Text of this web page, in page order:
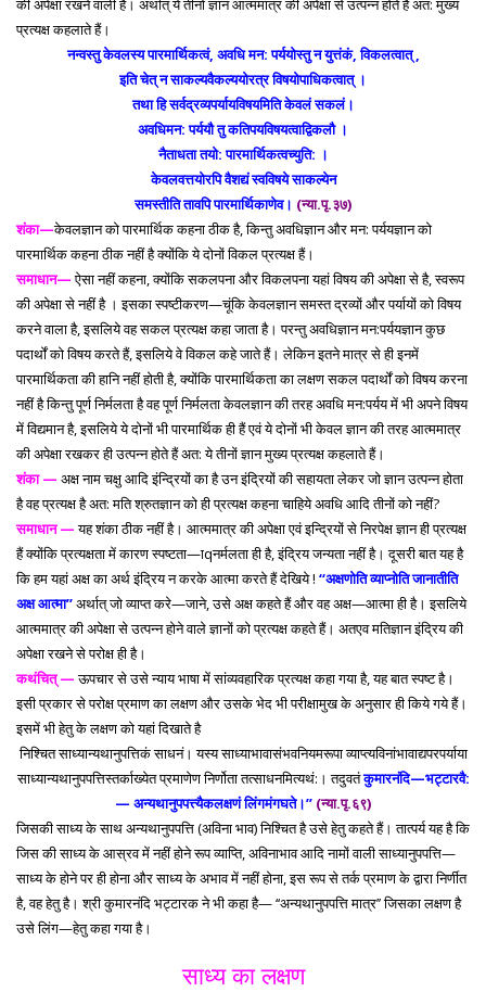
की अपेक्षा रखने वाली है। अर्थात् ये तीनों ज्ञान आत्ममात्र की अपेक्षा से उत्पन्न होते हैं अत: मुख्य
प्रत्यक्ष कहलाते हैं।
नन्वस्तु केवलस्य पारमार्थिकत्वं, अवधि मन: पर्ययोस्तु न युत्तंकं, विकलत्वात् ,
इति चेत् न साकल्यवैकल्ययोरत्र विषयोपाधिकत्वात् ।
तथा हि सर्वद्रव्यपर्यायविषयमिति केवलं सकलं।
अवधिमन: पर्ययौ तु कतिपयविषयत्वाद्विकलौ ।
नैताधता तयो: पारमार्थिकत्वच्युति: ।
केवलवत्तयोरपि वैशद्यं स्वविषये साकल्येन
समस्तीति तावपि पारमार्थिकाणेव। (न्या.पृ.३७)
शंका—केवलज्ञान को पारमार्थिक कहना ठीक है, किन्तु अवधिज्ञान और मन: पर्ययज्ञान को
पारमार्थिक कहना ठीक नहीं है क्योंकि ये दोनों विकल प्रत्यक्ष हैं।
समाधान—ऐसा नहीं कहना, क्योंकि सकलपना और विकलपना यहां विषय की अपेक्षा से है, स्वरूप
की अपेक्षा से नहीं है । इसका स्पष्टीकरण—चूंकि केवलज्ञान समस्त द्रव्यों और पर्यायों को विषय
करने वाला है, इसलिये वह सकल प्रत्यक्ष कहा जाता है। परन्तु अवधिज्ञान मन:पर्ययज्ञान कुछ
पदार्थों को विषय करते हैं, इसलिये वे विकल कहे जाते हैं। लेकिन इतने मात्र से ही इनमें
पारमार्थिकता की हानि नहीं होती है, क्योंकि पारमार्थिकता का लक्षण सकल पदार्थों को विषय करना
नहीं है किन्तु पूर्ण निर्मलता है वह पूर्ण निर्मलता केवलज्ञान की तरह अवधि मन:पर्यय में भी अपने विषय
में विद्यमान है, इसलिये ये दोनों भी पारमार्थिक ही हैं एवं ये दोनों भी केवल ज्ञान की तरह आत्ममात्र
की अपेक्षा रखकर ही उत्पन्न होते हैं अत: ये तीनों ज्ञान मुख्य प्रत्यक्ष कहलाते हैं।
शंका — अक्ष नाम चक्षु आदि इंन्द्रियों का है उन इंद्रियों की सहायता लेकर जो ज्ञान उत्पन्न होता
है वह प्रत्यक्ष है अत: मति श्रुतज्ञान को ही प्रत्यक्ष कहना चाहिये अवधि आदि तीनों को नहीं?
समाधान —यह शंका ठीक नहीं है। आत्ममात्र की अपेक्षा एवं इन्द्रियों से निरपेक्ष ज्ञान ही प्रत्यक्ष
हैं क्योंकि प्रत्यक्षता में कारण स्पष्टता—ाqनर्मलता ही है, इंद्रिय जन्यता नहीं है। दूसरी बात यह है
कि हम यहां अक्ष का अर्थ इंद्रिय न करके आत्मा करते हैं देखिये ! ‘‘अक्षणोति व्याप्नोति जानातीति
अक्ष आत्मा’’अर्थात् जो व्याप्त करे—जाने, उसे अक्ष कहते हैं और वह अक्ष—आत्मा ही है। इसलिये
आत्ममात्र की अपेक्षा से उत्पन्न होने वाले ज्ञानों को प्रत्यक्ष कहते हैं। अतएव मतिज्ञान इंद्रिय की
अपेक्षा रखने से परोक्ष ही है।
कथंचित् —ऊपचार से उसे न्याय भाषा में सांव्यवहारिक प्रत्यक्ष कहा गया है, यह बात स्पष्ट है।
इसी प्रकार से परोक्ष प्रमाण का लक्षण और उसके भेद भी परीक्षामुख के अनुसार ही किये गये हैं।
इसमें भी हेतु के लक्षण को यहां दिखाते है
निश्चित साध्यान्यथानुपत्तिकं साधनं। यस्य साध्याभावासंभवनियमरूपा व्याप्त्यविनांभावाद्यपरपर्याया
साध्यान्यथानुपपत्तिस्तर्काख्येत प्रमाणेण निर्णोता तत्साधनमित्यथं:। तदुवतंकुमारनंदि—भट्टारवै:
— अन्यथानुपपत्त्यैकलक्षणं लिंगमंगघते।’’ (न्या.पृ.६९)
जिसकी साध्य के साथ अन्यथानुपपत्ति (अविना भाव) निश्चित है उसे हेतु कहते हैं। तात्पर्य यह है कि
जिस की साध्य के आस्रव में नहीं होने रूप व्याप्ति, अविनाभाव आदि नामों वाली साध्यानुपपत्ति—
साध्य के होने पर ही होना और साध्य के अभाव में नहीं होना, इस रूप से तर्क प्रमाण के द्वारा निर्णीत
है, वह हेतु है। श्री कुमारनंदि भट्टारक ने भी कहा है— ‘‘अन्यथानुपपत्ति मात्र’’ जिसका लक्षण है
उसे लिंग—हेतु कहा गया है।
साध्य का लक्षण